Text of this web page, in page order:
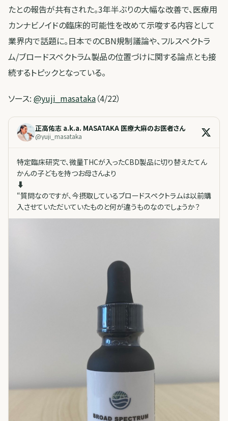
たとの報告が共有された。3年半ぶりの大幅な改善で、医療用
カンナビノイドの臨床的可能性を改めて示唆する内容として
業界内で話題に。日本でのCBN規制議論や、フルスペクトラ
ム/ブロードスペクトラム製品の位置づけに関する論点とも接
続するトピックとなっている。
ソース: @yuji_masataka（4/22）
正高佑志 a.k.a. MASATAKA 医療大麻のお医者さん
@yuji_masataka
特定臨床研究で、微量THCが入ったCBD製品に切り替えたてん
かんの子どもを持つお母さんより
⬇️
“質問なのですが、今摂取しているブロードスペクトラムは以前購
入させていただいていたものと何が違うものなのでしょうか？